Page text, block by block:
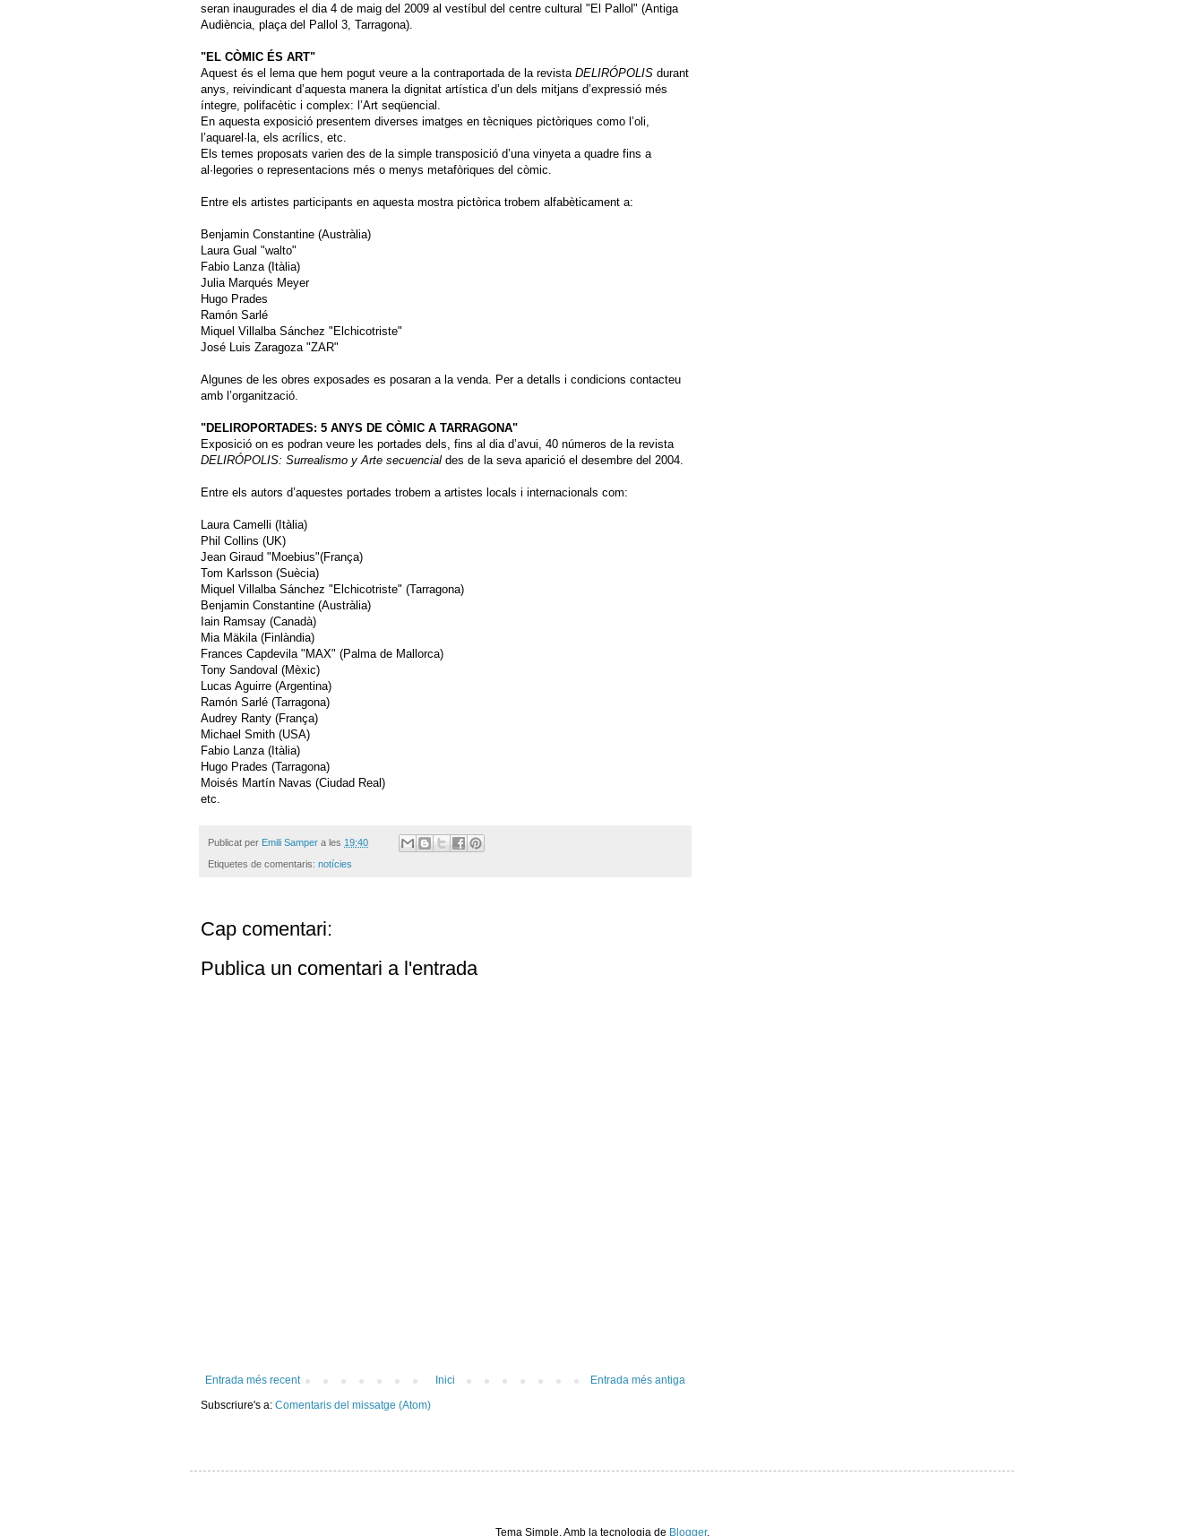
seran inaugurades el dia 4 de maig del 2009 al vestíbul del centre cultural "El Pallol" (Antiga
Audiència, plaça del Pallol 3, Tarragona).
"EL CÒMIC ÉS ART"
Aquest és el lema que hem pogut veure a la contraportada de la revista DELIRÓPOLIS durant
anys, reivindicant d’aquesta manera la dignitat artística d’un dels mitjans d’expressió més
íntegre, polifacètic i complex: l’Art seqüencial.
En aquesta exposició presentem diverses imatges en tècniques pictòriques como l’oli,
l’aquarel·la, els acrílics, etc.
Els temes proposats varien des de la simple transposició d’una vinyeta a quadre fins a
al·legories o representacions més o menys metafòriques del còmic.
Entre els artistes participants en aquesta mostra pictòrica trobem alfabèticament a:
Benjamin Constantine (Austràlia)
Laura Gual "walto"
Fabio Lanza (Itàlia)
Julia Marqués Meyer
Hugo Prades
Ramón Sarlé
Miquel Villalba Sánchez "Elchicotriste"
José Luis Zaragoza "ZAR"
Algunes de les obres exposades es posaran a la venda. Per a detalls i condicions contacteu
amb l’organització.
"DELIROPORTADES: 5 ANYS DE CÒMIC A TARRAGONA"
Exposició on es podran veure les portades dels, fins al dia d’avui, 40 números de la revista
DELIRÓPOLIS: Surrealismo y Arte secuencial des de la seva aparició el desembre del 2004.
Entre els autors d’aquestes portades trobem a artistes locals i internacionals com:
Laura Camelli (Itàlia)
Phil Collins (UK)
Jean Giraud "Moebius"(França)
Tom Karlsson (Suècia)
Miquel Villalba Sánchez "Elchicotriste" (Tarragona)
Benjamin Constantine (Austràlia)
Iain Ramsay (Canadà)
Mia Mäkila (Finlàndia)
Frances Capdevila "MAX" (Palma de Mallorca)
Tony Sandoval (Mèxic)
Lucas Aguirre (Argentina)
Ramón Sarlé (Tarragona)
Audrey Ranty (França)
Michael Smith (USA)
Fabio Lanza (Itàlia)
Hugo Prades (Tarragona)
Moisés Martín Navas (Ciudad Real)
etc.
Publicat per Emili Samper a les 19:40
Etiquetes de comentaris: notícies
Cap comentari:
Publica un comentari a l'entrada
Entrada més recent Entrada més antiga
Inici
Subscriure's a: Comentaris del missatge (Atom)
Tema Simple. Amb la tecnologia de Blogger.